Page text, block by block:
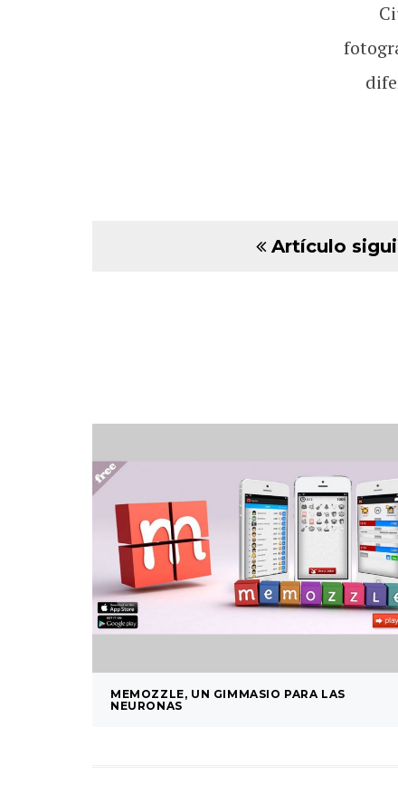
Artículo
MEMOZZLE, UN GIMMASIO PARA LAS
NEURONAS